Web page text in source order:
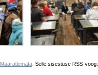
Määratlemata . Selle sisestuse RSS-voog: